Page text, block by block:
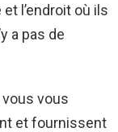
l’endroit où ils
a pas de
vous
et fournissent